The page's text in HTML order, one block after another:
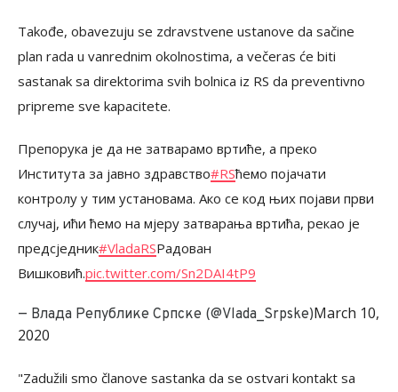
Takođe, obavezuju se zdravstvene ustanove da sačine
plan rada u vanrednim okolnostima, a večeras će biti
sastanak sa direktorima svih bolnica iz RS da preventivno
pripreme sve kapacitete.
Препорука је да не затварамо вртиће, а преко
Института за јавно здравство#RSћемо појачати
контролу у тим установама. Ако се код њих појави први
случај, ићи ћемо на мјеру затварања вртића, рекао је
предсједник#VladaRSРадован
Вишковић.pic.twitter.com/Sn2DAI4tP9
— Влада Републике Српске (@Vlada_Srpske)March 10,
2020
"Zadužili smo članove sastanka da se ostvari kontakt sa